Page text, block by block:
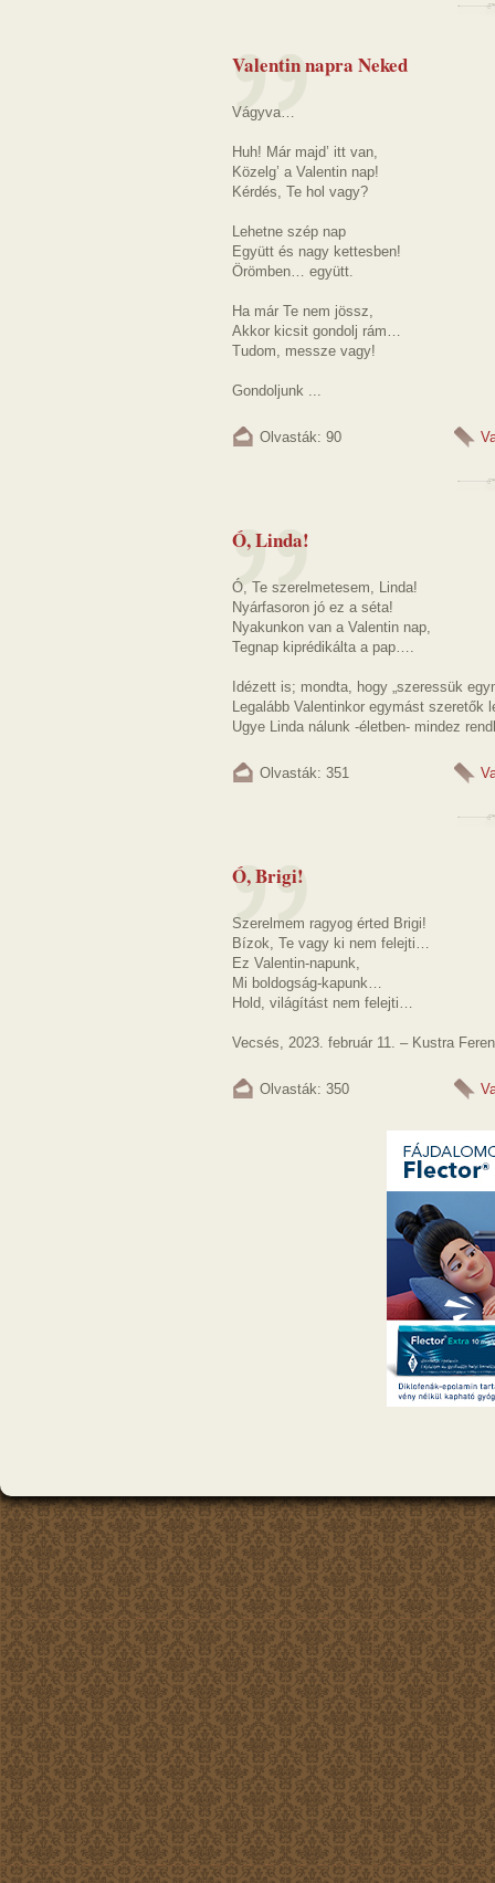
Valentin napra Neked
Vágyva…
Huh! Már majd’ itt van,
Közelg’ a Valentin nap!
Kérdés, Te hol vagy?
Lehetne szép nap
Együtt és nagy kettesben!
Örömben… együtt.
Ha már Te nem jössz,
Akkor kicsit gondolj rám…
Tudom, messze vagy!
Gondoljunk ...
Olvasták: 90
Ó, Linda!
Ó, Te szerelmetesem, Linda!
Nyárfasoron jó ez a séta!
Nyakunkon van a Valentin nap,
Tegnap kiprédikálta a pap….
Idézett is; mondta, hogy „szeressük
Legalább Valentinkor egymást szeretők
Ugye Linda nálunk -életben- mindez
Olvasták: 351
Ó, Brigi!
Szerelmem ragyog érted Brigi!
Bízok, Te vagy ki nem felejti…
Ez Valentin-napunk,
Mi boldogság-kapunk…
Hold, világítást nem felejti…
Vecsés, 2023. február 11. – Kustra
Olvasták: 350